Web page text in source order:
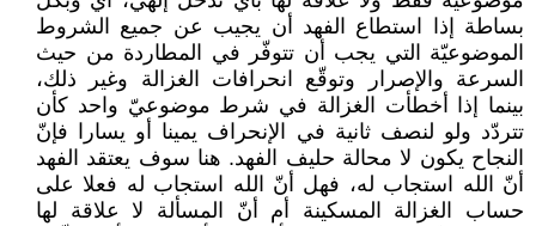
بساطة إذا استطاع الفهد أن يجيب عن جميع الشروط
الموضوعيّة التي يجب أن تتوفّر في المطاردة من حيث
السرعة والإصرار وتوقّع انحرافات الغزالة وغير ذلك،
بينما إذا أخطأت الغزالة في شرط موضوعيّ واحد كأن
تتردّد ولو لنصف ثانية في الإنحراف يمينا أو يسارا فإنّ
النجاح يكون لا محالة حليف الفهد. هنا سوف يعتقد الفهد
أنّ الله استجاب له، فهل أنّ الله استجاب له فعلا على
حساب الغزالة المسكينة أم أنّ المسألة لا علاقة لها